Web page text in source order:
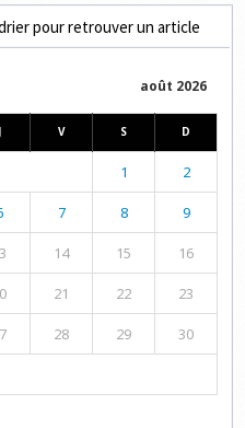
pour retrouver un article
août 2026
J V S D
1 2
7 8 9
14 15 16
21 22 23
28 29 30